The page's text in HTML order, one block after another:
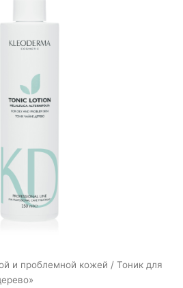
и проблемной кожей / Тоник для